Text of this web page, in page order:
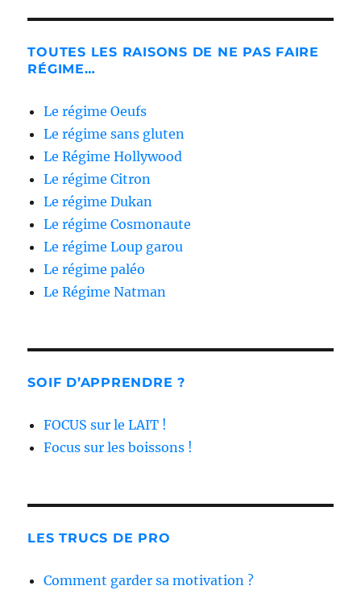
TOUTES LES RAISONS DE NE PAS FAIRE
RÉGIME…
Le régime Oeufs
Le régime sans gluten
Le Régime Hollywood
Le régime Citron
Le régime Dukan
Le régime Cosmonaute
Le régime Loup garou
Le régime paléo
Le Régime Natman
SOIF D’APPRENDRE ?
FOCUS sur le LAIT !
Focus sur les boissons !
LES TRUCS DE PRO
Comment garder sa motivation ?